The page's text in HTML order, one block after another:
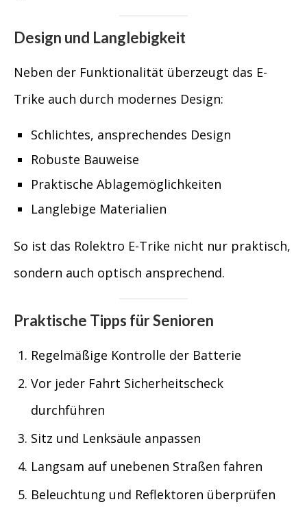
Design und Langlebigkeit
Neben der Funktionalität überzeugt das E-
Trike auch durch modernes Design:
Schlichtes, ansprechendes Design
Robuste Bauweise
Praktische Ablagemöglichkeiten
Langlebige Materialien
So ist das Rolektro E-Trike nicht nur praktisch,
sondern auch optisch ansprechend.
Praktische Tipps für Senioren
Regelmäßige Kontrolle der Batterie
Vor jeder Fahrt Sicherheitscheck
durchführen
Sitz und Lenksäule anpassen
Langsam auf unebenen Straßen fahren
Beleuchtung und Reflektoren überprüfen